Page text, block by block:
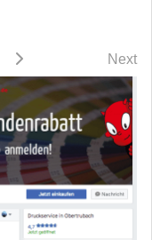
Next